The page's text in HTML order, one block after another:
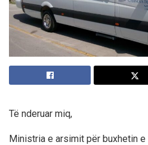
Të nderuar miq,
Ministria e arsimit për buxhetin